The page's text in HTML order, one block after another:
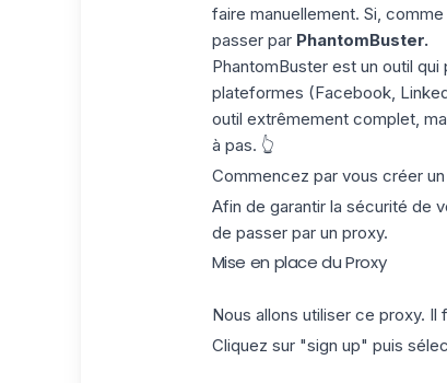
faire manuellement. Si,
passer par PhantomBuster.
PhantomBuster est un outil
plateformes (Facebook,
outil extrêmement complet,
à pas. 👆
Commencez par vous créer
Afin de garantir la sécurité de
de passer par un proxy.
Mise en place du Proxy
Nous allons utiliser ce proxy. Il
Cliquez sur "sign up" puis